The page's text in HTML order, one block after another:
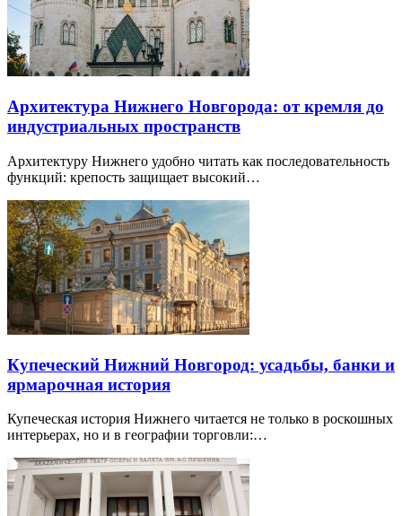
Архитектура Нижнего Новгорода: от кремля до
индустриальных пространств
Архитектуру Нижнего удобно читать как последовательность
функций: крепость защищает высокий…
Купеческий Нижний Новгород: усадьбы, банки и
ярмарочная история
Купеческая история Нижнего читается не только в роскошных
интерьерах, но и в географии торговли:…